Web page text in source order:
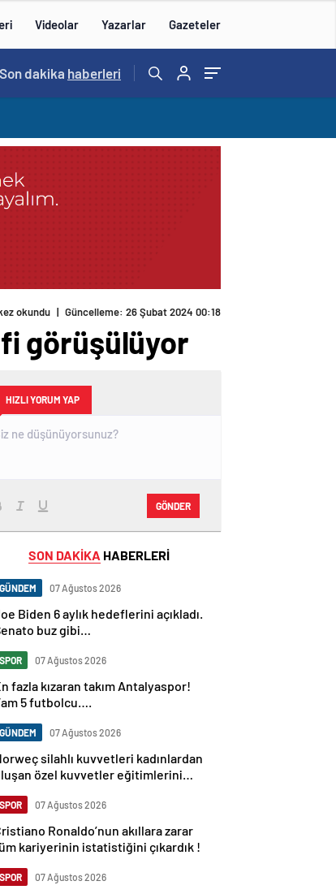
Videolar Yazarlar Gazeteler
15:20 /
Son dakika haberleri
okundu | Güncelleme: 26 Şubat 2024 00:18
görüşülüyor
HIZLI YORUM YAP
GÖNDER
SON DAKİKA HABERLERİ
GÜNDEM 07 Ağustos 2026
Biden 6 aylık hedeflerini açıkladı.
buz gibi…
SPOR 07 Ağustos 2026
fazla kızaran takım Antalyaspor!
5 futbolcu….
GÜNDEM 07 Ağustos 2026
silahlı kuvvetleri kadınlardan
özel kuvvetler eğitimlerini
SPOR 07 Ağustos 2026
Ronaldo’nun akıllara zarar
kariyerinin istatistiğini çıkardık !
SPOR 07 Ağustos 2026